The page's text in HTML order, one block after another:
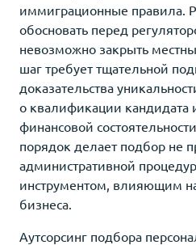
иммиграционные правила.
обосновать перед
невозможно закрыть
шаг требует тщательной
доказательства
о квалификации кандидата
финансовой
порядок делает подбор не
административной
инструментом, влияющим
бизнеса.
Аутсорсинг подбора